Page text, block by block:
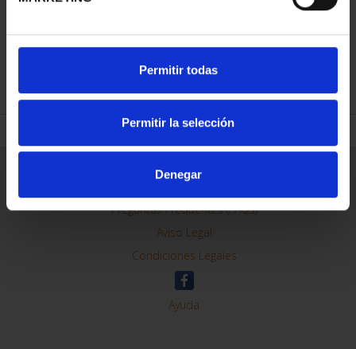
Permitir todas
Permitir la selección
Denegar
REFINAR
Información General
Contacto
Preguntas Frequentes (FAQs)
Aviso Legal
Condiciones Legales
Ayuda